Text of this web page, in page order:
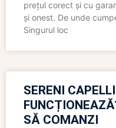
prețul corect și cu
și onest. De unde
Singurul loc
SERENI
SĂ COMANZI